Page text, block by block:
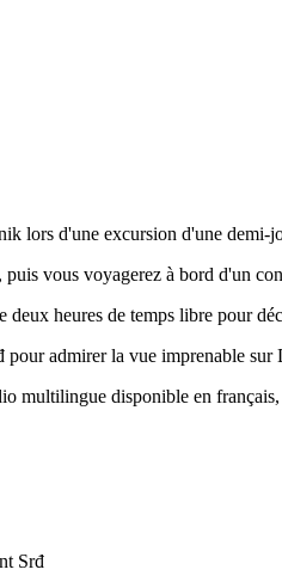
lors d'une excursion d'une demi-
vous voyagerez à bord d'un
heures de temps libre pour
pour admirer la vue imprenable
multilingue disponible en
Srđ